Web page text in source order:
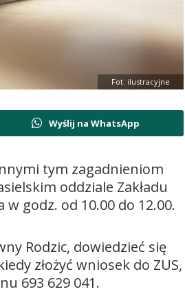
Fot. ilustracyjne
Wyślij na WhatsApp
tym zagadnieniom
oddziale Zakładu
godz. od 10.00 do 12.00.
Rodzic, dowiedzieć się
złożyć wniosek do ZUS,
693 629 041.